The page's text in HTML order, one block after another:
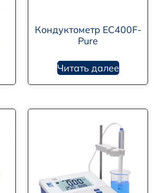
Кондуктометр EC400F-
Pure
Читать далее